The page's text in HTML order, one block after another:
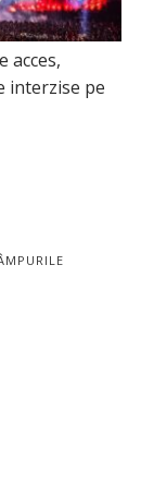
acces,
interzise pe